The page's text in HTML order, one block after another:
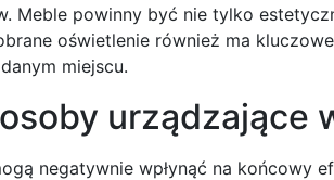
Meble powinny być nie tylko
oświetlenie również ma
miejscu.
urządzające
negatywnie wpłynąć na końcowy